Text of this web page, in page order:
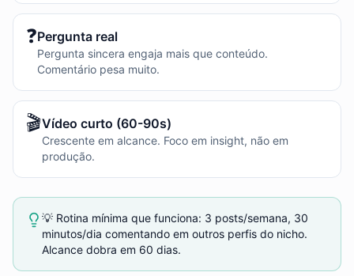
❓Pergunta real
Pergunta sincera engaja mais que conteúdo.
Comentário pesa muito.
🎬Vídeo curto (60-90s)
Crescente em alcance. Foco em insight, não em
produção.
💡 Rotina mínima que funciona: 3 posts/semana, 30
minutos/dia comentando em outros perfis do nicho.
Alcance dobra em 60 dias.